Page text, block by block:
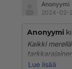
Anonyymi
2024-02-
Anonyymi
Kaikki
katoaisi
Lue lisää